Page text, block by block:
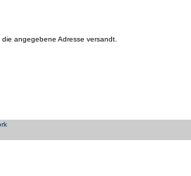
angegebene Adresse versandt.